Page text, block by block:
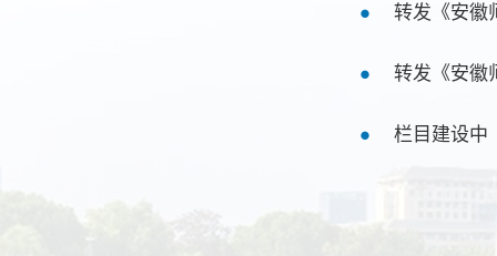
转发《安徽
转发《安徽
栏目建设中